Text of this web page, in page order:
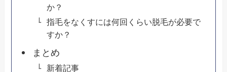
か？
指毛をなくすには何回くらい脱毛が必要で
すか？
まとめ
新着記事